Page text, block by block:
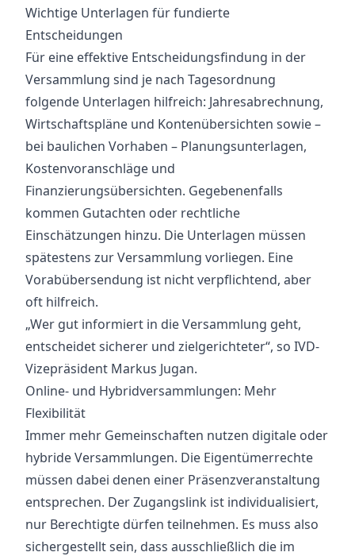
Wichtige Unterlagen für fundierte
Entscheidungen
Für eine effektive Entscheidungsfindung in der
Versammlung sind je nach Tagesordnung
folgende Unterlagen hilfreich: Jahresabrechnung,
Wirtschaftspläne und Kontenübersichten sowie –
bei baulichen Vorhaben – Planungsunterlagen,
Kostenvoranschläge und
Finanzierungsübersichten. Gegebenenfalls
kommen Gutachten oder rechtliche
Einschätzungen hinzu. Die Unterlagen müssen
spätestens zur Versammlung vorliegen. Eine
Vorabübersendung ist nicht verpflichtend, aber
oft hilfreich.
„Wer gut informiert in die Versammlung geht,
entscheidet sicherer und zielgerichteter“, so IVD-
Vizepräsident Markus Jugan.
Online- und Hybridversammlungen: Mehr
Flexibilität
Immer mehr Gemeinschaften nutzen digitale oder
hybride Versammlungen. Die Eigentümerrechte
müssen dabei denen einer Präsenzveranstaltung
entsprechen. Der Zugangslink ist individualisiert,
nur Berechtigte dürfen teilnehmen. Es muss also
sichergestellt sein, dass ausschließlich die im